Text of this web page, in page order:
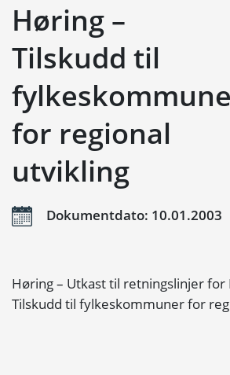
Høring –
Tilskudd til
for regional
utvikling
Dokumentdato: 10.01.2003
Høring – Utkast til retningslinjer for
Tilskudd til fylkeskommuner for